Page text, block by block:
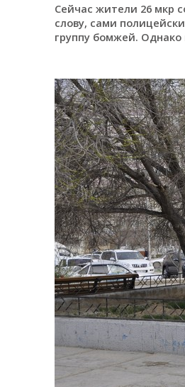
Сейчас жители 26 мкр
слову, сами
группу бомжей.